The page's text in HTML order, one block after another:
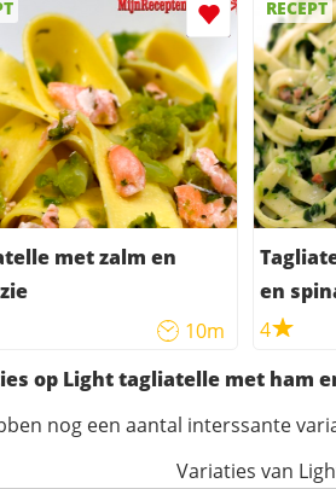
met zalm en
10m
RECEPT
en
4
op Light tagliatelle met ham
nog een aantal interssante
Variaties van